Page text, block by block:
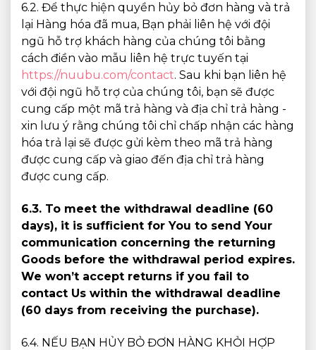
6.2. Để thực hiện quyền hủy bỏ đơn hàng và trả
lại Hàng hóa đã mua, Bạn phải liên hệ với đội
ngũ hỗ trợ khách hàng của chúng tôi bằng
cách điền vào mẫu liên hệ trực tuyến tại
https://nuubu.com/contact. Sau khi bạn liên hệ
với đội ngũ hỗ trợ của chúng tôi, bạn sẽ được
cung cấp một mã trả hàng và địa chỉ trả hàng -
xin lưu ý rằng chúng tôi chỉ chấp nhận các hàng
hóa trả lại sẽ được gửi kèm theo mã trả hàng
được cung cấp và giao đến địa chỉ trả hàng
được cung cấp.
6.3. To meet the withdrawal deadline (60
days), it is sufﬁcient for You to send Your
communication concerning the returning
Goods before the withdrawal period expires.
We won’t accept returns if you fail to
contact Us within the withdrawal deadline
(60 days from receiving the purchase).
6.4. NẾU BẠN HỦY BỎ ĐƠN HÀNG KHỎI HỢP